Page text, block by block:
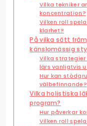
Vilka tekniker
koncentration?
Vilken roll
klarhet?
På vilka sätt
känslomässig
Vilka
lärs vanligtvis
Hur kan
välbefinnande?
Vilka holistiska
program?
Hur påverkar
Vilken roll